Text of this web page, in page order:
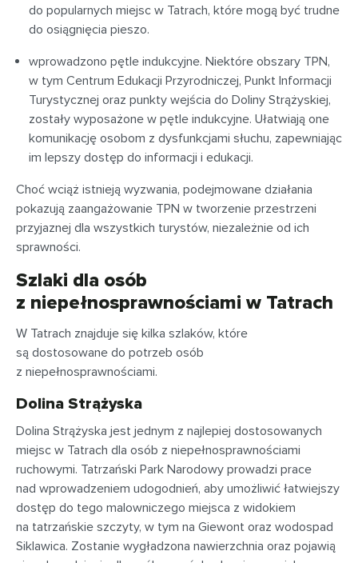
do popularnych miejsc w Tatrach, które mogą być trudne
do osiągnięcia pieszo.
wprowadzono pętle indukcyjne. Niektóre obszary TPN,
w tym Centrum Edukacji Przyrodniczej, Punkt Informacji
Turystycznej oraz punkty wejścia do Doliny Strążyskiej,
zostały wyposażone w pętle indukcyjne. Ułatwiają one
komunikację osobom z dysfunkcjami słuchu, zapewniając
im lepszy dostęp do informacji i edukacji.
Choć wciąż istnieją wyzwania, podejmowane działania
pokazują zaangażowanie TPN w tworzenie przestrzeni
przyjaznej dla wszystkich turystów, niezależnie od ich
sprawności.
Szlaki dla osób
z niepełnosprawnościami w Tatrach
W Tatrach znajduje się kilka szlaków, które
są dostosowane do potrzeb osób
z niepełnosprawnościami.
Dolina Strążyska
Dolina Strążyska jest jednym z najlepiej dostosowanych
miejsc w Tatrach dla osób z niepełnosprawnościami
ruchowymi. Tatrzański Park Narodowy prowadzi prace
nad wprowadzeniem udogodnień, aby umożliwić łatwiejszy
dostęp do tego malowniczego miejsca z widokiem
na tatrzańskie szczyty, w tym na Giewont oraz wodospad
Siklawica. Zostanie wygładzona nawierzchnia oraz pojawią